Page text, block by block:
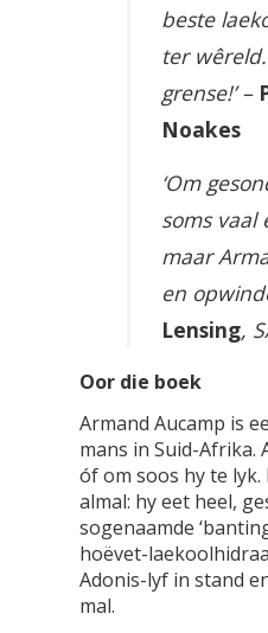
beste
ter
grense!’ –
Noakes
‘Om
soms vaal
maar
en
Lensing,
Oor die boek
Armand Aucamp is
mans in Suid-Afrika.
óf om soos hy te
almal: hy eet heel,
sogenaamde
hoëvet-
Adonis-lyf in stand
mal.